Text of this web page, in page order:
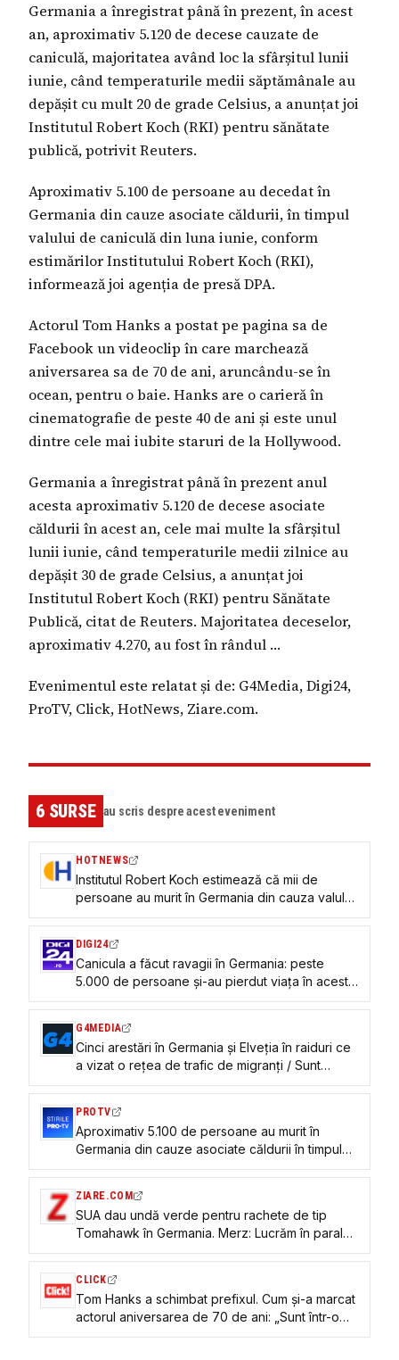
Germania a înregistrat până în prezent, în acest
an, aproximativ 5.120 de decese cauzate de
caniculă, majoritatea având loc la sfârșitul lunii
iunie, când temperaturile medii săptămânale au
depășit cu mult 20 de grade Celsius, a anunțat joi
Institutul Robert Koch (RKI) pentru sănătate
publică, potrivit Reuters.
Aproximativ 5.100 de persoane au decedat în
Germania din cauze asociate căldurii, în timpul
valului de caniculă din luna iunie, conform
estimărilor Institutului Robert Koch (RKI),
informează joi agenția de presă DPA.
Actorul Tom Hanks a postat pe pagina sa de
Facebook un videoclip în care marchează
aniversarea sa de 70 de ani, aruncându-se în
ocean, pentru o baie. Hanks are o carieră în
cinematografie de peste 40 de ani și este unul
dintre cele mai iubite staruri de la Hollywood.
Germania a înregistrat până în prezent anul
acesta aproximativ 5.120 de decese asociate
căldurii în acest an, cele mai multe la sfârșitul
lunii iunie, când temperaturile medii zilnice au
depășit 30 de grade Celsius, a anunțat joi
Institutul Robert Koch (RKI) pentru Sănătate
Publică, citat de Reuters. Majoritatea deceselor,
aproximativ 4.270, au fost în rândul …
Evenimentul este relatat și de: G4Media, Digi24,
ProTV, Click, HotNews, Ziare.com.
6SURSE au scris despre acest eveniment
HOTNEWS
Institutul Robert Koch estimează că mii de
persoane au murit în Germania din cauza valului
de căldură
DIGI24
Canicula a făcut ravagii în Germania: peste
5.000 de persoane și-au pierdut viața în acest
an. Ce măsuri au anunțat autoritățile
G4MEDIA
Cinci arestări în Germania şi Elveţia în raiduri ce
a vizat o reţea de trafic de migranţi / Sunt
acuzaţi că au introdus ilegal în Germania peste
PROTV
Aproximativ 5.100 de persoane au murit în
Germania din cauze asociate căldurii în timpul
valului de caniculă din iunie
ZIARE.COM
SUA dau undă verde pentru rachete de tip
Tomahawk în Germania. Merz: Lucrăm în paralel
la dezvoltarea propriilor noastre sisteme
CLICK
Tom Hanks a schimbat prefixul. Cum și-a marcat
actorul aniversarea de 70 de ani: „Sunt într-o
formă mai bună acum decât la 35 de ani”